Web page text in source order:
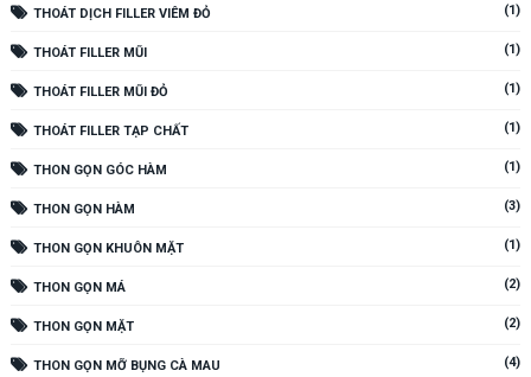
THOÁT DỊCH FILLER VIÊM ĐỎ (1)
THOÁT FILLER MŨI (1)
THOÁT FILLER MŨI ĐỎ (1)
THOÁT FILLER TẠP CHẤT (1)
THON GỌN GÓC HÀM (1)
THON GỌN HÀM (3)
THON GỌN KHUÔN MẶT (1)
THON GỌN MÁ (2)
THON GỌN MẶT (2)
THON GỌN MỠ BỤNG CÀ MAU (4)